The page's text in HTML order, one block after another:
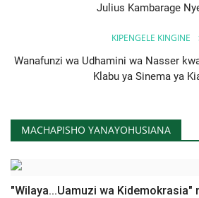
español
French Arabic
Julius Kambarage
KIPENGELE KINGINE
Wanafunzi wa Udhamini wa Nasser
Klabu ya Sinema ya
MACHAPISHO YANAYOHUSIANA
"Wilaya...Uamuzi wa Kidemokrasia"